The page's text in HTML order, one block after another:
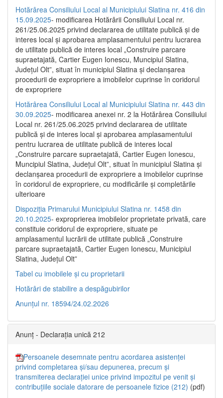
Hotărârea Consiliului Local al Municipiului Slatina nr. 416 din
15.09.2025- modificarea Hotărârii Consiliului Local nr.
261/25.06.2025 privind declararea de utilitate publică și de
interes local și aprobarea amplasamentului pentru lucrarea
de utilitate publică de interes local „Construire parcare
supraetajată, Cartier Eugen Ionescu, Muncipiul Slatina,
Județul Olt”, situat în municipiul Slatina și declanșarea
procedurii de expropriere a imobilelor cuprinse în coridorul
de expropriere
Hotărârea Consiliului Local al Municipiului Slatina nr. 443 din
30.09.2025- modificarea anexei nr. 2 la Hotărârea Consiliului
Local nr. 261/25.06.2025 privind declararea de utilitate
publică şi de interes local şi aprobarea amplasamentului
pentru lucrarea de utilitate publică de interes local
„Construire parcare supraetajată, Cartier Eugen Ionescu,
Muncipiul Slatina, Judeţul Olt”, situat în municipiul Slatina şi
declanşarea procedurii de expropriere a imobilelor cuprinse
în coridorul de expropriere, cu modificările şi completările
ulterioare
Dispoziția Primarului Municipiului Slatina nr. 1458 din
20.10.2025- exproprierea imobilelor proprietate privată, care
constituie coridorul de expropriere, situate pe
amplasamentul lucrării de utilitate publică „Construire
parcare supraetajată, Cartier Eugen Ionescu, Municipiul
Slatina, Județul Olt”
Tabel cu imobilele și cu proprietarii
Hotărâri de stabilire a despăgubirilor
Anunțul nr. 18594/24.02.2026
Anunț - Declarația unică 212
Persoanele desemnate pentru acordarea asistenței
privind completarea și/sau depunerea, precum și
transmiterea declarației unice privind impozitul pe venit și
contribuțiile sociale datorare de persoanele fizice (212) (pdf)